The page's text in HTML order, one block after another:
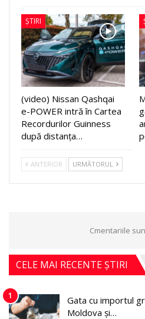
ȘTIRI
(video) Nissan Qashqai
e-POWER intră în Cartea
Recordurilor Guinness
după distanța…
ANTERIOR URMĂTORUL
Cmentariile
CELE MAI RECENTE ȘTIRI
1
Gata cu importul
Moldova și…